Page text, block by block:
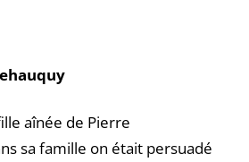
aînée de Pierre
sa famille on était persuadé